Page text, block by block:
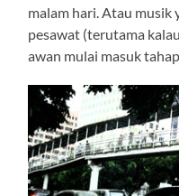
malam hari. Atau musik
pesawat (terutama
awan mulai masuk